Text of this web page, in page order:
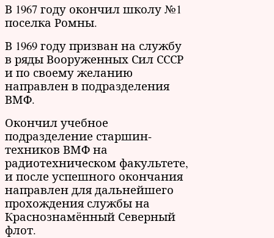
В 1967 году окончил школу №1
поселка Ромны.
В 1969 году призван на службу
в ряды Вооруженных Сил СССР
и по своему желанию
направлен в подразделения
ВМФ.
Окончил учебное
подразделение старшин-
техников ВМФ на
радиотехническом факультете,
и после успешного окончания
направлен для дальнейшего
прохождения службы на
Краснознамённый Северный
флот.